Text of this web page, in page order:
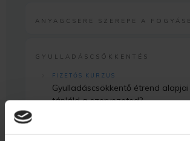
ANYAGCSERE SZEREPE A
GYULLADÁSCSÖKKENTÉS
FIZETŐS KURZUS
Gyulladáscsökkentő étrend
tápláld a szervezeted?